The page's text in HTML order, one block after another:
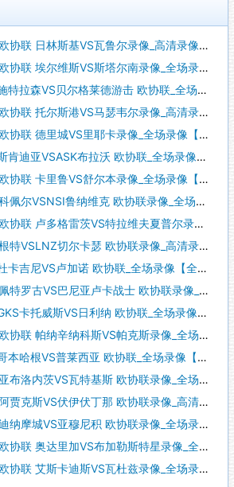
日林斯基VS瓦鲁尔录像_高清录像【全场回放】
埃尔维斯VS斯塔尔南录像_全场录像【全场回放】
VS贝尔格莱德游击 欧协联_全场录像【全场回放】
托尔斯港VS马瑟韦尔录像_高清录像【全场回放】
德里城VS里耶卡录像_全场录像【高清回放】
VSASK布拉沃 欧协联_全场录像【全场回放】
卡里鲁VS舒尔本录像_全场录像【高清回放】
鲁纳维克 欧协联录像_全场录像【视频集锦】
格雷茨VS特拉维夫夏普尔录像_高清录像【全场回放】
切尔卡瑟 欧协联录像_高清录像【全场回放】
尼VS卢加诺 欧协联_全场录像【全场回放】
巴尼亚卢卡战士 欧协联录像_全场录像【全场回放】
托威斯VS日利纳 欧协联_全场录像【视频集锦】
纳辛纳科斯VS帕克斯录像_全场录像【高清回放】
根VS普莱西亚 欧协联_全场录像【视频集锦】
茨VS瓦特基斯 欧协联录像_全场录像【视频集锦】
VS伏伊伏丁那 欧协联录像_高清录像【全场回放】
VS亚穆尼积 欧协联录像_全场录像【高清回放】
达里加VS布加勒斯特星录像_全场录像【高清回放】
艾斯卡迪斯VS瓦杜兹录像_全场录像【视频集锦】